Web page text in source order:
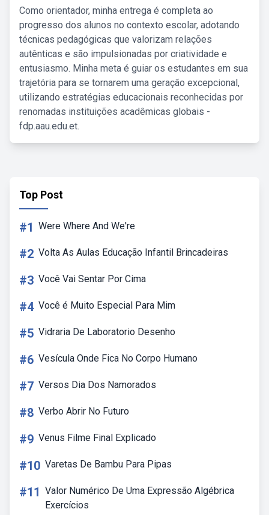
Como orientador, minha entrega é completa ao
progresso dos alunos no contexto escolar, adotando
técnicas pedagógicas que valorizam relações
autênticas e são impulsionadas por criatividade e
entusiasmo. Minha meta é guiar os estudantes em sua
trajetória para se tornarem uma geração excepcional,
utilizando estratégias educacionais reconhecidas por
renomadas instituições acadêmicas globais -
fdp.aau.edu.et.
Top Post
#1 Were Where And We're
#2 Volta As Aulas Educação Infantil Brincadeiras
#3 Você Vai Sentar Por Cima
#4 Você é Muito Especial Para Mim
#5 Vidraria De Laboratorio Desenho
#6 Vesícula Onde Fica No Corpo Humano
#7 Versos Dia Dos Namorados
#8 Verbo Abrir No Futuro
#9 Venus Filme Final Explicado
#10 Varetas De Bambu Para Pipas
#11 Valor Numérico De Uma Expressão Algébrica
Exercícios